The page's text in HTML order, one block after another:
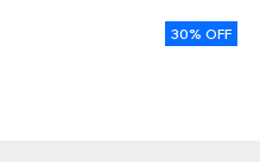
30% OFF